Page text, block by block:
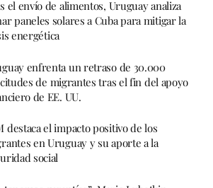
el envío de alimentos, Uruguay analiza
paneles solares a Cuba para mitigar la
energética
enfrenta un retraso de 30.000
de migrantes tras el fin del apoyo
de EE. UU.
destaca el impacto positivo de los
en Uruguay y su aporte a la
social